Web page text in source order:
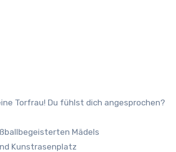
Torfrau! Du fühlst dich angesprochen?
Mädels
Kunstrasenplatz